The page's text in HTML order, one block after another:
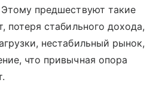
Этому предшествуют такие
потеря стабильного дохода,
нестабильный рынок,
что привычная опора